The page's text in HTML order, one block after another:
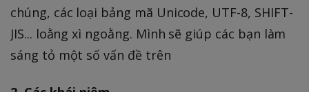
chúng, các loại bảng mã Unicode, UTF-8, SHIFT-
JIS... loằng xì ngoằng. Mình sẽ giúp các bạn làm
sáng tỏ một số vấn đề trên